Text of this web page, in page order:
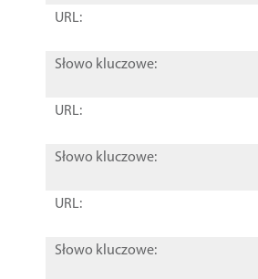
URL:
Słowo kluczowe:
URL:
Słowo kluczowe:
URL:
Słowo kluczowe: